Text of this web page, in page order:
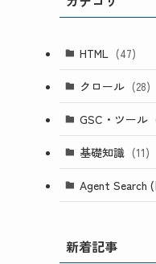
HTML (47)
クロール (28)
GSC・ツール
基礎知識 (11)
Agent Search
新着記事